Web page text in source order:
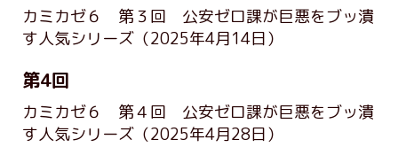
カミカゼ６ 第３回 公安ゼロ課が巨悪をブッ潰
す人気シリーズ （2025年4月14日）
第4回
カミカゼ６ 第４回 公安ゼロ課が巨悪をブッ潰
す人気シリーズ （2025年4月28日）